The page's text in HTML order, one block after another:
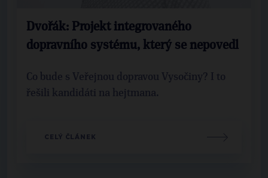
Dvořák: Projekt integrovaného
dopravního systému, který se nepovedl
Co bude s Veřejnou dopravou Vysočiny? I to
řešili kandidáti na hejtmana.
CELÝ ČLÁNEK